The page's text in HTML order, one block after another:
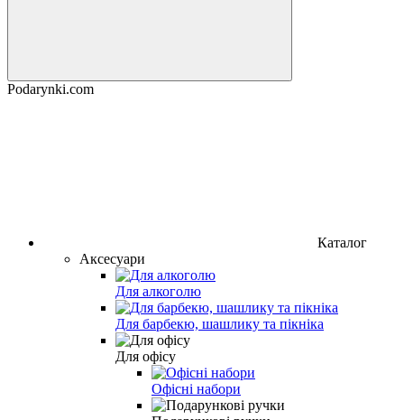
Podarynki.com
Каталог
Аксесуари
Для алкоголю
Для барбекю, шашлику та пікніка
Для офісу
Офісні набори